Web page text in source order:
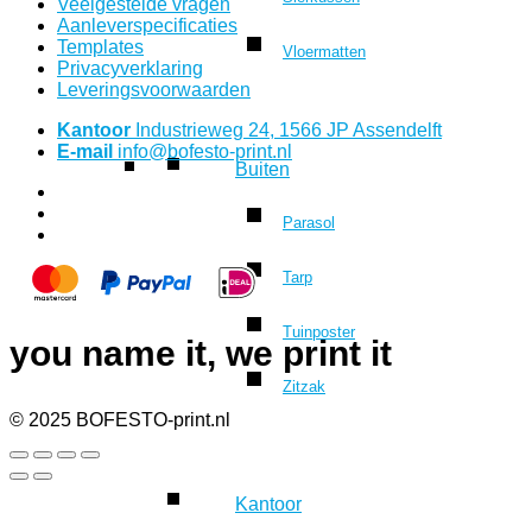
Vloermatten
Buiten
Parasol
Tarp
Tuinposter
Zitzak
Kantoor
Aanleverspecificaties
Templates
Privacyverklaring
Leveringsvoorwaarden
Kantoor Industrieweg 24, 1566 JP Assendelft
E-mail info@bofesto-print.nl
you name it, we print it
© 2025 BOFESTO-print.nl